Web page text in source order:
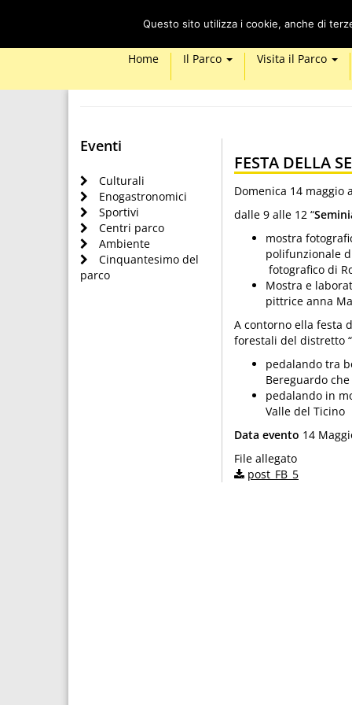
Home Il Parco Visita il Parco
Eventi
Culturali
Enogastronomici
Sportivi
Centri parco
Ambiente
Cinquantesimo del
parco
FESTA DELLA
Domenica 14 maggio
dalle 9 alle 12 “
mostra
polifunzionale
fotografico di
Mostra e
pittrice anna
A contorno ella festa
forestali del distretto
pedalando tra
Bereguardo
pedalando in
Valle del Ticino
Data evento 14
File allegato
post_FB_5
Questo sito utilizza i cookie, anche di